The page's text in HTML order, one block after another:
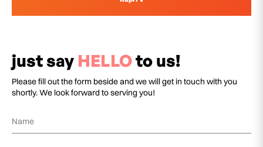
just say HELLOto us!
Please fill out the form beside and we will get in touch with you
shortly. We look forward to serving you!